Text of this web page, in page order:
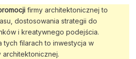
firmy architektonicznej to
dostosowania strategii do
i kreatywnego podejścia.
tych filarach to inwestycja w
architektonicznej.